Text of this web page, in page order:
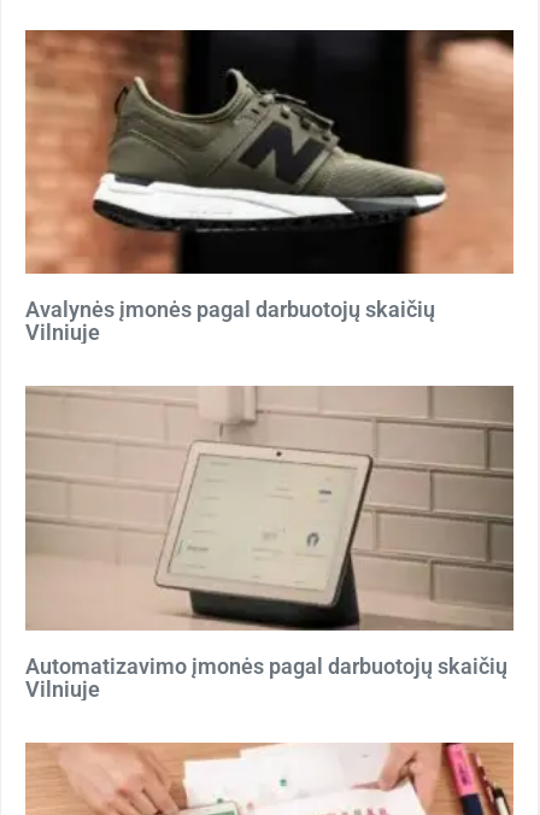
Avalynės įmonės pagal darbuotojų skaičių
Vilniuje
Automatizavimo įmonės pagal darbuotojų skaičių
Vilniuje